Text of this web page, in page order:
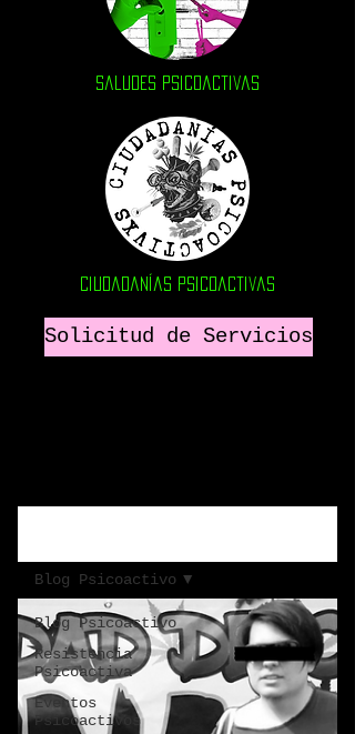
Saludes psicoactivas
Ciudadanías psicoactivas
Solicitud de Servicios
Blog Psicoactivo
Resistencia
Psicoactiva
Eventos
Psicoactivos
Blog Psicoactivo